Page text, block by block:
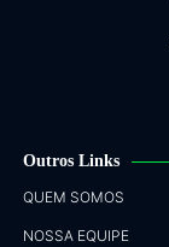
Outros Links
QUEM SOMOS
NOSSA EQUIPE